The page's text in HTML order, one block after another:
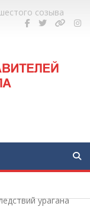
созыва
урагана